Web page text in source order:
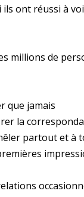
ont réussi à
millions de
que jamais
la
partout et à